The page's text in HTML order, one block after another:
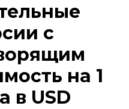
с
на 1
в USD